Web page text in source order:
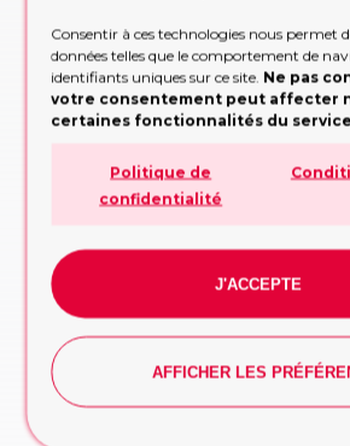
Formulaire de
Remplissez le formulaire,
conseillerons sur la conception
Etre
Trop occupé pour appeler?
contacts, nous vous
RAPPELEZ-MOI!
WhatsApp
Vous préférez taper?
conversation dès maintenant,
WHATSAPP
Consentir à ces technologies nous permet
données telles que le comportement de
identifiants uniques sur ce site. Ne pas
votre consentement peut affecter
certaines fonctionnalités du
Politique de
confidentialité
J'ACCEPTE
AFFICHER LES